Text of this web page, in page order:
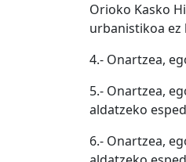
Orioko Kasko
urbanistikoa ez
4.- Onartzea,
5.- Onartzea,
aldatzeko
6.- Onartzea,